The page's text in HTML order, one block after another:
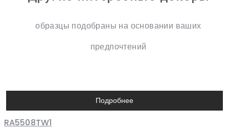
образцы подобраны на основании ваших
предпочтений
Подробнее
RA5508TW1